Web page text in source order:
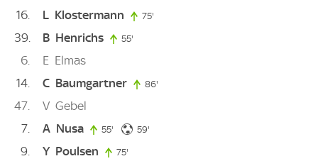
16
L Klostermann 75'
39 B Henrichs 55'
6 E Elmas
14
C Baumgartner 86'
47 V Gebel
7
A Nusa 55' 55. minute
59'
9 Y Poulsen 75'